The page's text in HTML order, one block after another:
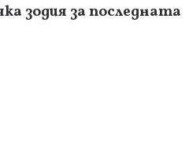
зодия за последната